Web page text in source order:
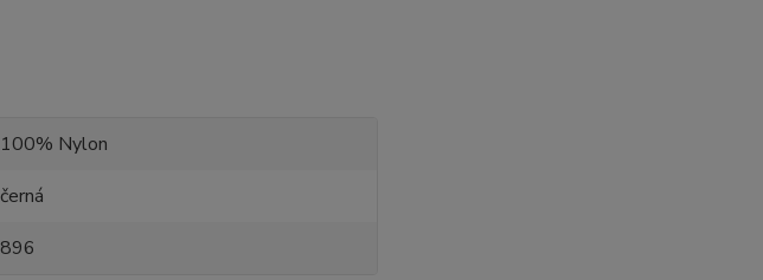
100% Nylon
černá
896